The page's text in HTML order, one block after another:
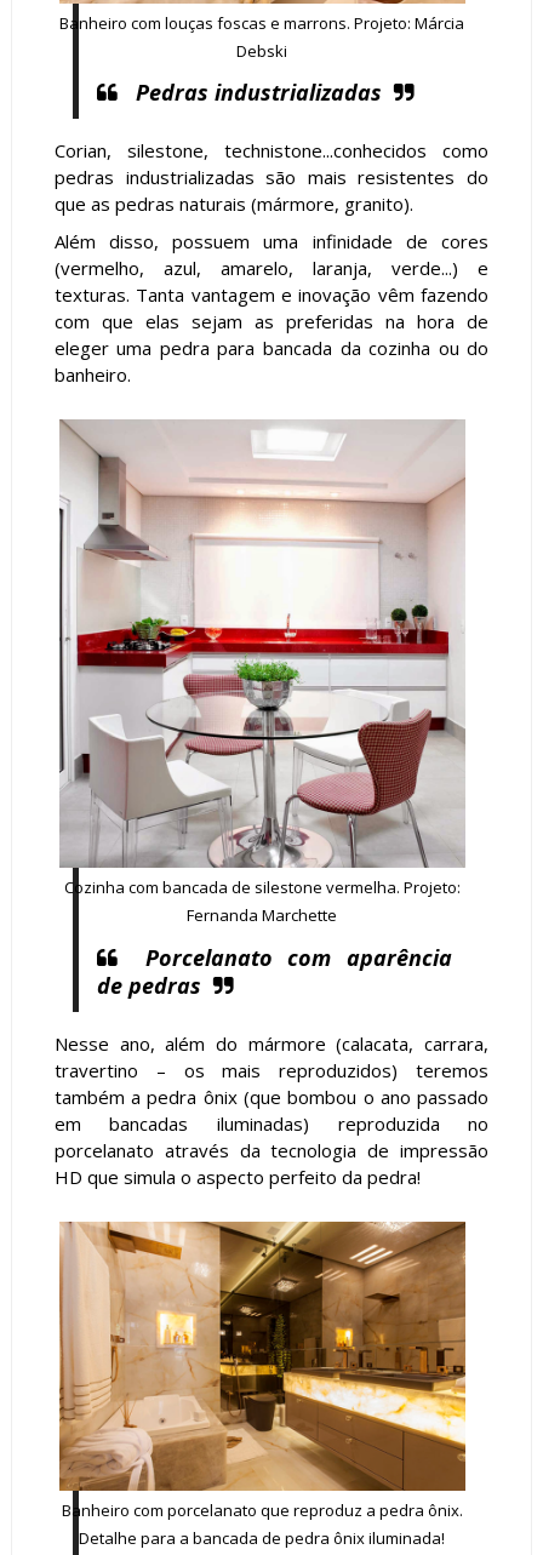
Banheiro com louças foscas e marrons. Projeto: Márcia
Debski
Pedras industrializadas
Corian, silestone, technistone...conhecidos como
pedras industrializadas são mais resistentes do
que as pedras naturais (mármore, granito).
Além disso, possuem uma infinidade de cores
(vermelho, azul, amarelo, laranja, verde...) e
texturas. Tanta vantagem e inovação vêm fazendo
com que elas sejam as preferidas na hora de
eleger uma pedra para bancada da cozinha ou do
banheiro.
Cozinha com bancada de silestone vermelha. Projeto:
Fernanda Marchette
Porcelanato com aparência
de pedras
Nesse ano, além do mármore (calacata, carrara,
travertino – os mais reproduzidos) teremos
também a pedra ônix (que bombou o ano passado
em bancadas iluminadas) reproduzida no
porcelanato através da tecnologia de impressão
HD que simula o aspecto perfeito da pedra!
Banheiro com porcelanato que reproduz a pedra ônix.
Detalhe para a bancada de pedra ônix iluminada!